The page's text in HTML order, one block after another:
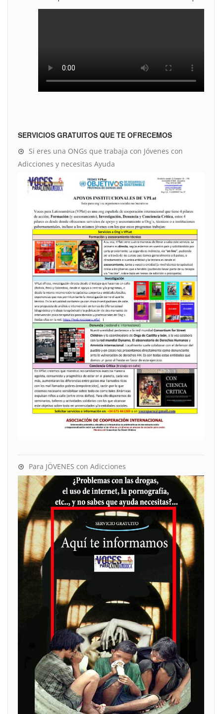
SERVICIOS GRATUITOS QUE TE OFRECEMOS
Si eres una ONGs que trabaja con Jóvenes con
Adicciones y necesitas Ayuda
Para JÖVENES con Adicciones